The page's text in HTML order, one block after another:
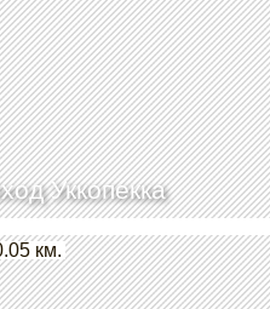
Уккопекка
км.